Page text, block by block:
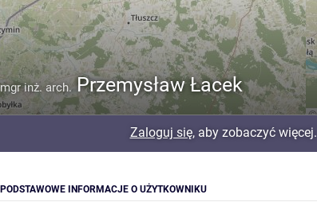
mgr inż. arch. Przemysław Łacek
Zaloguj się, aby zobaczyć więcej.
PODSTAWOWE INFORMACJE O UŻYTKOWNIKU